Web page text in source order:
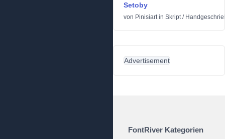
Setoby
von Pinisiartin Skript/
Advertisement
FontRiver Kategorien